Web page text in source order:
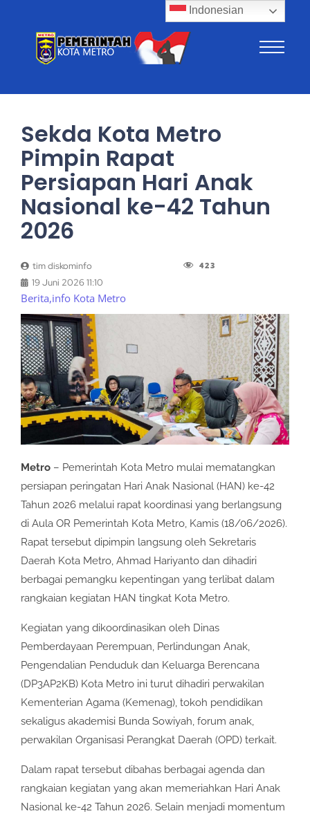
Sekda Kota Metro
Pimpin Rapat
Persiapan Hari Anak
Nasional ke-42 Tahun
2026
tim diskominfo
19 Juni 2026 11:10
Berita,info Kota Metro
423
Metro – Pemerintah Kota Metro mulai mematangkan
persiapan peringatan Hari Anak Nasional (HAN) ke-42
Tahun 2026 melalui rapat koordinasi yang berlangsung
di Aula OR Pemerintah Kota Metro, Kamis (18/06/2026).
Rapat tersebut dipimpin langsung oleh Sekretaris
Daerah Kota Metro, Ahmad Hariyanto dan dihadiri
berbagai pemangku kepentingan yang terlibat dalam
rangkaian kegiatan HAN tingkat Kota Metro.
Kegiatan yang dikoordinasikan oleh Dinas
Pemberdayaan Perempuan, Perlindungan Anak,
Pengendalian Penduduk dan Keluarga Berencana
(DP3AP2KB) Kota Metro ini turut dihadiri perwakilan
Kementerian Agama (Kemenag), tokoh pendidikan
sekaligus akademisi Bunda Sowiyah, forum anak,
perwakilan Organisasi Perangkat Daerah (OPD) terkait.
Dalam rapat tersebut dibahas berbagai agenda dan
rangkaian kegiatan yang akan memeriahkan Hari Anak
Nasional ke-42 Tahun 2026. Selain menjadi momentum
Indonesian